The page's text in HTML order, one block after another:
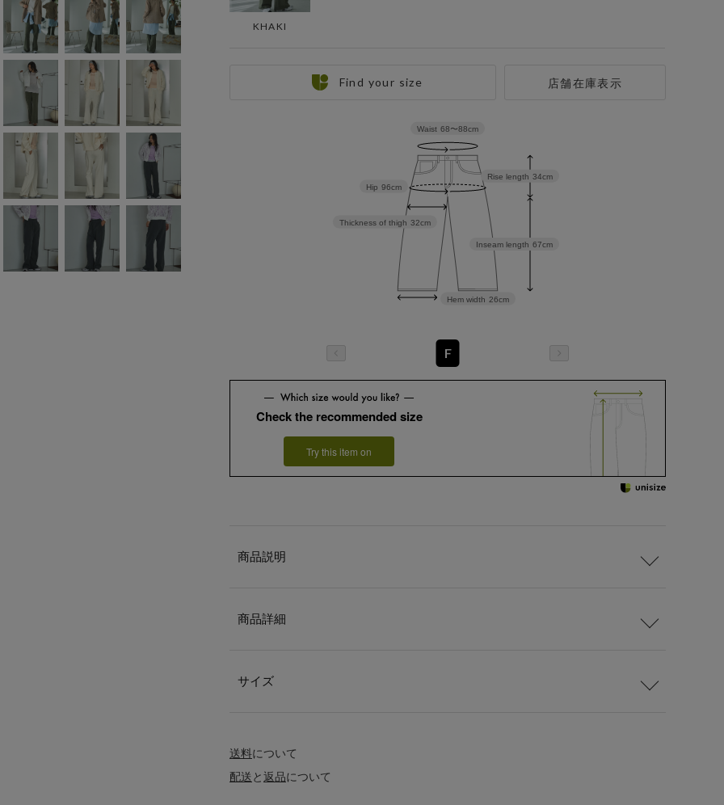
KHAKI
店舗在庫表示
Find your size
Inseam length 67cm
Rise length 34cm
Hem width 26cm
Thickness of thigh 32cm
Hip 96cm
Waist 68〜88cm
F
Check the recommended size
Try this item on
商品説明
商品詳細
サイズ
送料について
配送と返品について